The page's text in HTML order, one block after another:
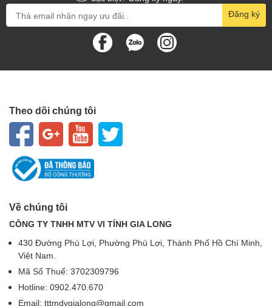
Đăng ký
Theo dõi chúng tôi
Về chúng tôi
CÔNG TY TNHH MTV VI TÍNH GIA LONG
430 Đường Phú Lợi, Phường Phú Lợi, Thành Phố Hồ Chí Minh,
Việt Nam.
Mã Số Thuế: 3702309796
Hotline: 0902.470.670
Email: tttmdvgialong@gmail.com